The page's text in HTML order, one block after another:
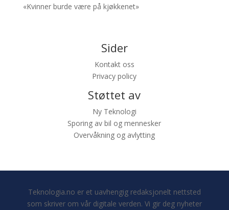
«Kvinner burde være på kjøkkenet»
Sider
Kontakt oss
Privacy policy
Støttet av
Ny Teknologi
Sporing av bil og mennesker
Overvåkning og avlytting
Teknologia.no er et uavhengig redaksjonelt nettsted
som skriver om vår digitale verden. Vi gir deg nyheter